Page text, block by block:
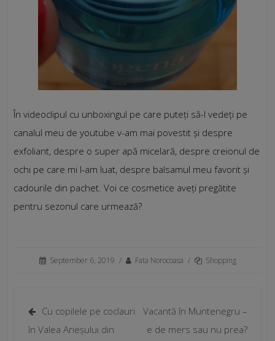
În videoclipul cu unboxingul pe care puteți să-l vedeți pe
canalul meu de youtube v-am mai povestit și despre
exfoliant, despre o super apă micelară, despre creionul de
ochi pe care mi l-am luat, despre balsamul meu favorit și
cadourile din pachet. Voi ce cosmetice aveți pregătite
pentru sezonul care urmează?
September 6, 2019 / Fata Norocoasa / Shopping
Cu copilele pe coclauri
în Valea Arieșului din
Vacantă în Muntenegru –
e de mers sau nu prea?